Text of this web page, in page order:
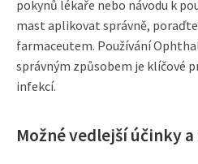
pokynů lékaře nebo návodu k
mast aplikovat správně,
farmaceutem. Používání
správným způsobem je klíčové
infekcí.
Možné vedlejší účinky